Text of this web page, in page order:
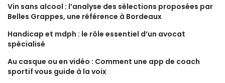
Vin sans alcool : l’analyse des sélections proposées par
Belles Grappes, une référence à Bordeaux
Handicap et mdph : le rôle essentiel d’un avocat
spécialisé
Au casque ou en vidéo : Comment une app de coach
sportif vous guide à la voix